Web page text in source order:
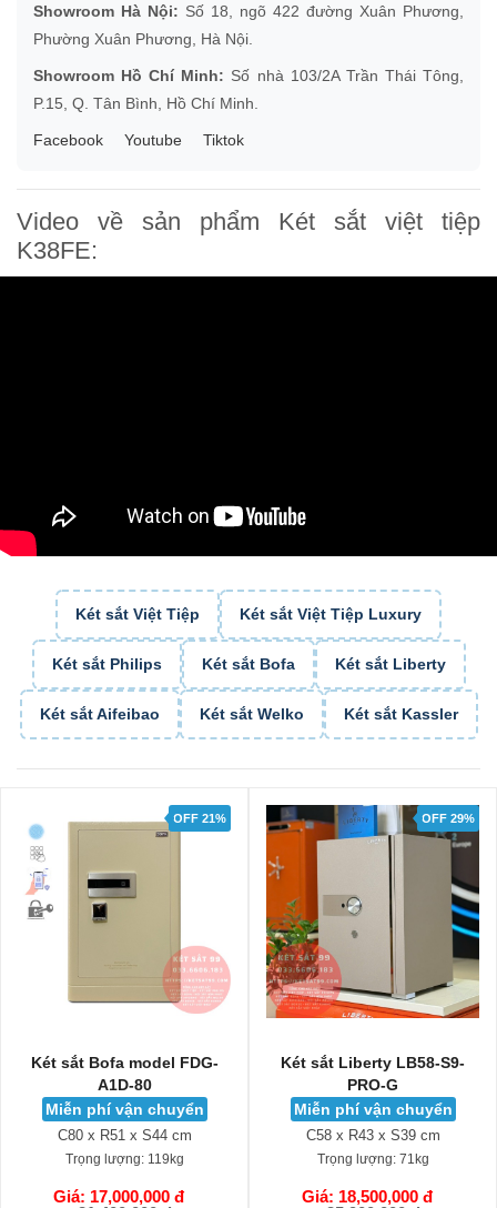
Showroom Hà Nội: Số 18, ngõ 422 đường Xuân Phương,
Phường Xuân Phương, Hà Nội.
Showroom Hồ Chí Minh: Số nhà 103/2A Trần Thái Tông,
P.15, Q. Tân Bình, Hồ Chí Minh.
Facebook Youtube Tiktok
Video về sản phẩm Két sắt việt tiệp
K38FE:
Két sắt Việt Tiệp Két sắt Việt Tiệp Luxury
Két sắt Philips Két sắt Bofa Két sắt Liberty
Két sắt Aifeibao Két sắt Welko Két sắt Kassler
OFF 21%
Két sắt Bofa model FDG-
A1D-80
Miễn phí vận chuyển
C80 x R51 x S44 cm
Trọng lượng:119kg
Giá: 17,000,000 đ
GIỎ HÀNG
OFF 29%
Két sắt Liberty LB58-S9-
PRO-G
Miễn phí vận chuyển
C58 x R43 x S39 cm
Trọng lượng:71kg
Giá: 18,500,000 đ
GIỎ HÀNG